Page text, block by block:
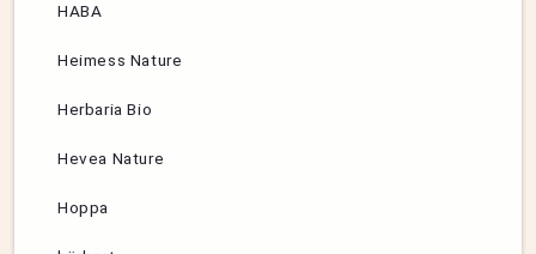
HABA
Heimess Nature
Herbaria Bio
Hevea Nature
Hoppa